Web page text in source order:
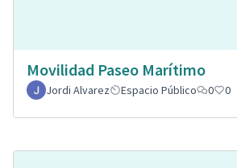
Movilidad Paseo Marítimo
Jordi Alvarez
Espacio Público 0 0